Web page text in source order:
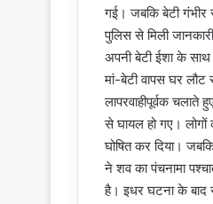
गई। जबकि बेटी गंभीर
पुलिस से मिली
अपनी बेटी ईशा के
मां-बेटी वापस घर
लापरवाहीपूर्वक चलाते
से घायल हो गए। लोगों
घोषित कर दिया।
ने शव का पंचनामा
है। इधर घटना के बाद